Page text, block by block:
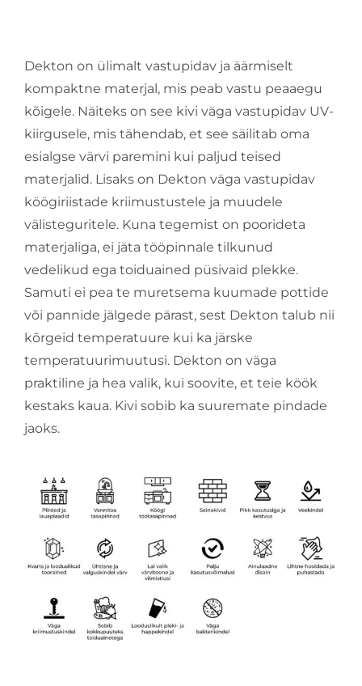
Dekton on ülimalt vastupidav ja äärmiselt
kompaktne materjal, mis peab vastu peaaegu
kõigele. Näiteks on see kivi väga vastupidav UV-
kiirgusele, mis tähendab, et see säilitab oma
esialgse värvi paremini kui paljud teised
materjalid. Lisaks on Dekton väga vastupidav
köögiriistade kriimustustele ja muudele
välisteguritele. Kuna tegemist on poorideta
materjaliga, ei jäta tööpinnale tilkunud
vedelikud ega toiduained püsivaid plekke.
Samuti ei pea te muretsema kuumade pottide
või pannide jälgede pärast, sest Dekton talub nii
kõrgeid temperatuure kui ka järske
temperatuurimuutusi. Dekton on väga
praktiline ja hea valik, kui soovite, et teie köök
kestaks kaua. Kivi sobib ka suuremate pindade
jaoks.